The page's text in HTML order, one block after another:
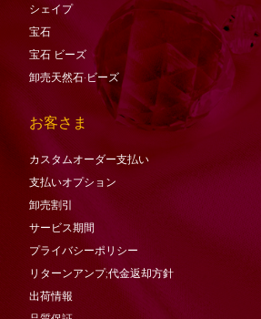
シェイプ
宝石
宝石 ビーズ
卸売天然石·ビーズ
お客さま
カスタムオーダー支払い
支払いオプション
卸売割引
サービス期間
プライバシーポリシー
リターンアンプ;代金返却方針
出荷情報